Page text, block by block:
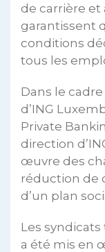
de carrière et
garantissent
conditions
tous les
Dans le
d’ING
Private
direction
œuvre des
réduction de
d’un plan
Les
a été mis en